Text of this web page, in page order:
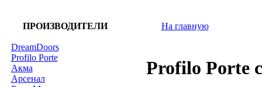
ПРОИЗВОДИТЕЛИ
DreamDoors
Profilo Porte
Акма
Арсенал
На главную
Profilo Porte